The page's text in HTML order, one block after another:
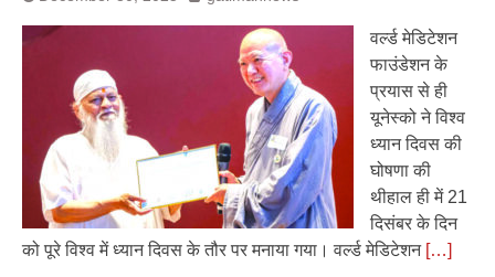
वर्ल्ड मेडिटेशन
फाउंडेशन के
प्रयास से ही
यूनेस्को ने विश्व
ध्यान दिवस की
घोषणा की
थीहाल ही में 21
दिसंबर के दिन
को पूरे विश्व में ध्यान दिवस के तौर पर मनाया गया। वर्ल्ड मेडिटेशन […]